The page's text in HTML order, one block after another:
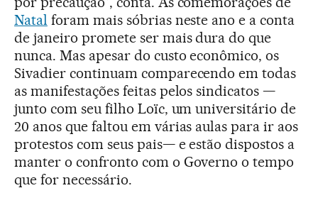
Natal foram mais sóbrias neste ano e a conta
de janeiro promete ser mais dura do que
nunca. Mas apesar do custo econômico, os
Sivadier continuam comparecendo em todas
as manifestações feitas pelos sindicatos —
junto com seu filho Loïc, um universitário de
20 anos que faltou em várias aulas para ir aos
protestos com seus pais— e estão dispostos a
manter o confronto com o Governo o tempo
que for necessário.